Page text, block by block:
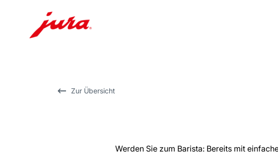
Zur Übersicht
Werden Sie zum Barista: Bereits mit